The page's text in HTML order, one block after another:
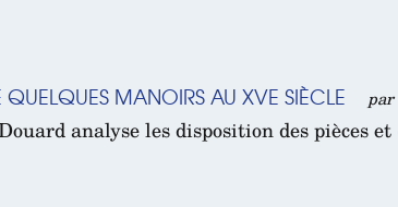
QUELQUES MANOIRS AU XVE SIÈCLE par
analyse les disposition des pièces